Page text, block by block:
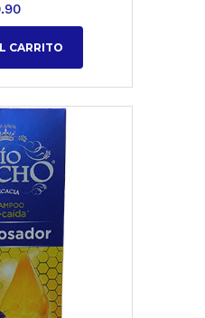
CARRITO